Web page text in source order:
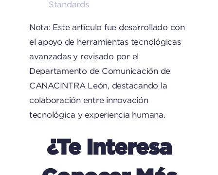
Standards
Nota: Este artículo fue desarrollado con
el apoyo de herramientas tecnológicas
avanzadas y revisado por el
Departamento de Comunicación de
CANACINTRA León, destacando la
colaboración entre innovación
tecnológica y experiencia humana.
¿Te Interesa